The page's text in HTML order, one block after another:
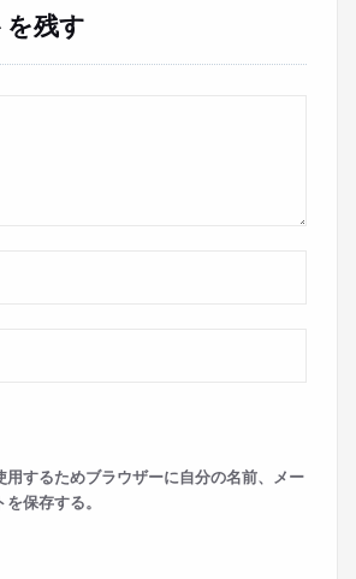
残す
用するためブラウザーに自分の名前、メー
保存する。